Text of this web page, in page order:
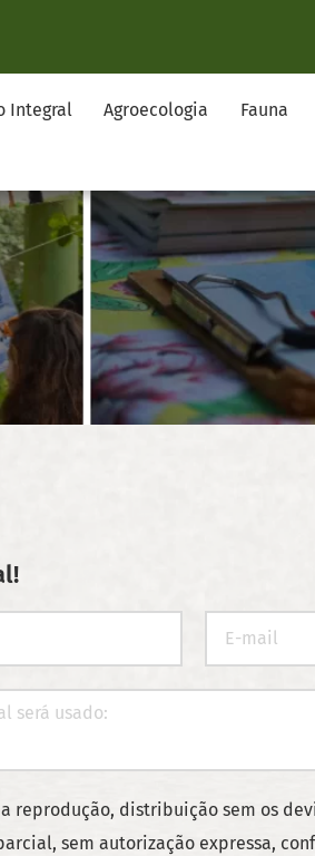
Integral Agroecologia Fauna
reprodução, distribuição sem os
sem autorização expressa,